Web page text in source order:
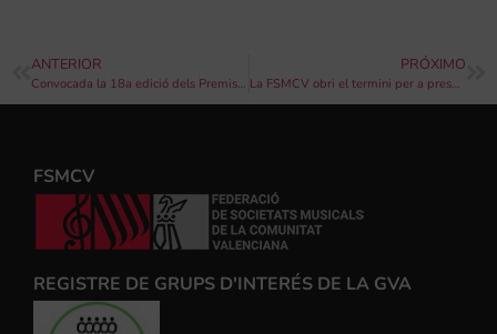
ANTERIOR
Convocada la 18a edició dels Premis EUTERPE
PRÓXIMO
La FSMCV obri el termini per a presentar propostes a la direcció artística-musical de les seues unitats artístiques
FSMCV
REGISTRE DE GRUPS D'INTERÉS DE LA GVA